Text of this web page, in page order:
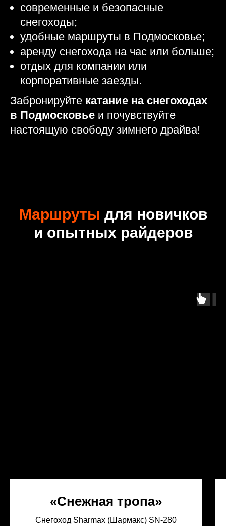
современные и безопасные
снегоходы;
удобные маршруты в Подмосковье;
аренду снегохода на час или больше;
отдых для компании или
корпоративные заезды.
Забронируйте катание на снегоходах
в Подмосковье и почувствуйте
настоящую свободу зимнего драйва!
Маршруты для новичков
и опытных райдеров
«Снежная тропа»
Снегоход Sharmax (Шармакс) SN‑280